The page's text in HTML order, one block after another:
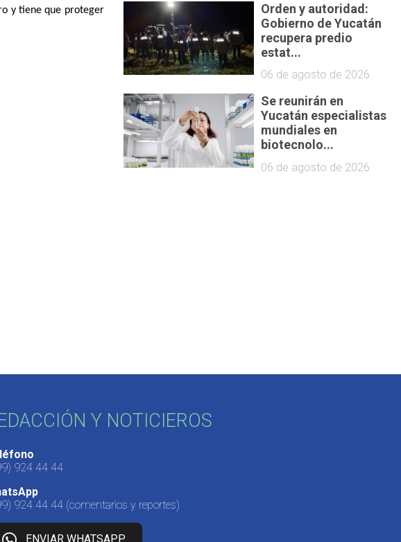
y tiene que proteger
Orden y autoridad:
Gobierno de Yucatán
recupera predio
estat...
06 de agosto de 2026
Se reunirán en
Yucatán especialistas
mundiales en
biotecnolo...
06 de agosto de 2026
Y NOTICIEROS
924 44 44
924 44 44 (comentarios y reportes)
ENVIAR WHATSAPP